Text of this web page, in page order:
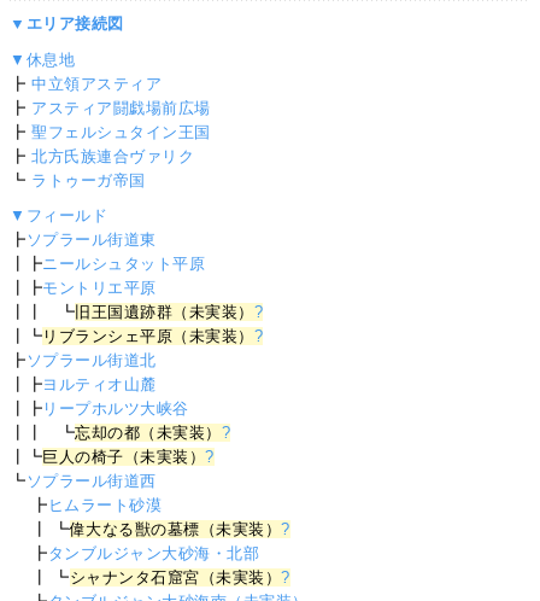
▼エリア接続図
▼休息地
┣中立領アスティア
┣ アスティア闘戯場前広場
┣聖フェルシュタイン王国
┣北方氏族連合ヴァリク
┗ ラトゥーガ帝国
▼フィールド
┣ ソプラール街道東
┃┣ニールシュタット平原
┃┣モントリエ平原
┃┃ ┗旧王国遺跡群（未実装） ?
┃┗ リブランシェ平原（未実装） ?
┣ ソプラール街道北
┃┣ヨルティオ山麓
┃┣ リープホルツ大峡谷
┃┃ ┗忘却の都（未実装） ?
┃┗巨人の椅子（未実装）?
┗ ソプラール街道西
┣ ヒムラート砂漠
┃ ┗偉大なる獣の墓標（未実装）?
┣ タンブルジャン大砂海・北部
┃ ┗シャナンタ石窟宮（未実装）?